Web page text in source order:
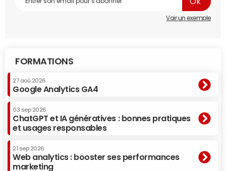
Xerfi France analyse les perspectives de ce marché dans
une étude de 130 pages intitulée "Le marché des objets
Voir un exemple
FORMATIONS
27 aoû 2026
Google Analytics GA4
03 sep 2026
ChatGPT et IA génératives : bonnes pratiques
et usages responsables
21 sep 2026
Web analytics : booster ses performances
marketing